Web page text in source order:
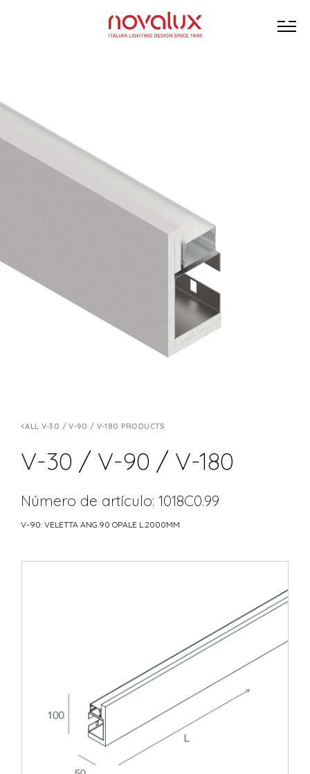
ALL V-30 / V-90 / V-180 PRODUCTS
V-30 / V-90 / V-180
Número de artículo: 1018C0.99
V-90: VELETTA ANG.90 OPALE L.2000MM